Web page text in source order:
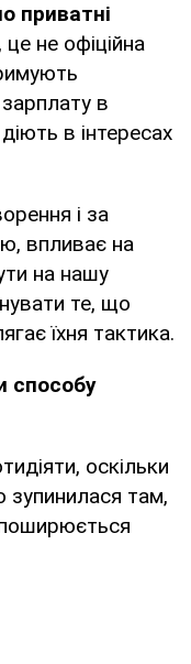
приватні
це не офіційна
в
в інтересах
і за
впливає на
на нашу
те, що
їхня тактика.
способу
оскільки
зупинилася там,